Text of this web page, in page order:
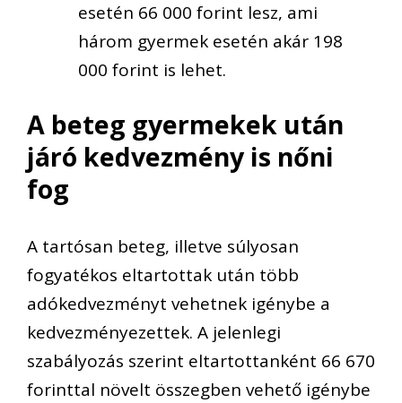
esetén 66 000 forint lesz, ami
három gyermek esetén akár 198
000 forint is lehet.
A beteg gyermekek után
járó kedvezmény is nőni
fog
A tartósan beteg, illetve súlyosan
fogyatékos eltartottak után több
adókedvezményt vehetnek igénybe a
kedvezményezettek. A jelenlegi
szabályozás szerint eltartottanként 66 670
forinttal növelt összegben vehető igénybe